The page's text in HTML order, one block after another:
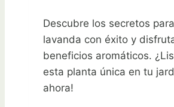
Descubre los secretos
lavanda con éxito y
beneficios aromáticos.
esta planta única en tu
ahora!